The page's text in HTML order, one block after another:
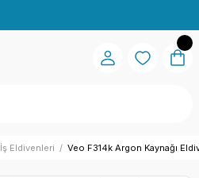
İş Eldivenleri Veo F314k Argon Kaynağı